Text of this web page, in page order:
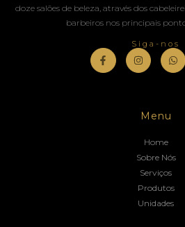
doze salões de beleza, através dos
barbeiros nos principais
Siga-nos
Menu
Home
Sobre Nós
Serviços
Produtos
Unidades